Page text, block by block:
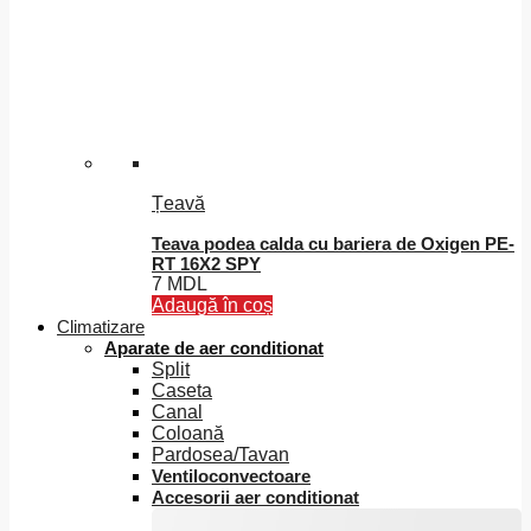
Țeavă
Teava podea calda cu bariera de Oxigen PE-
RT 16X2 SPY
7 MDL
Adaugă în coș
Climatizare
Aparate de aer conditionat
Split
Caseta
Canal
Coloană
Pardosea/Tavan
Ventiloconvectoare
Accesorii aer conditionat